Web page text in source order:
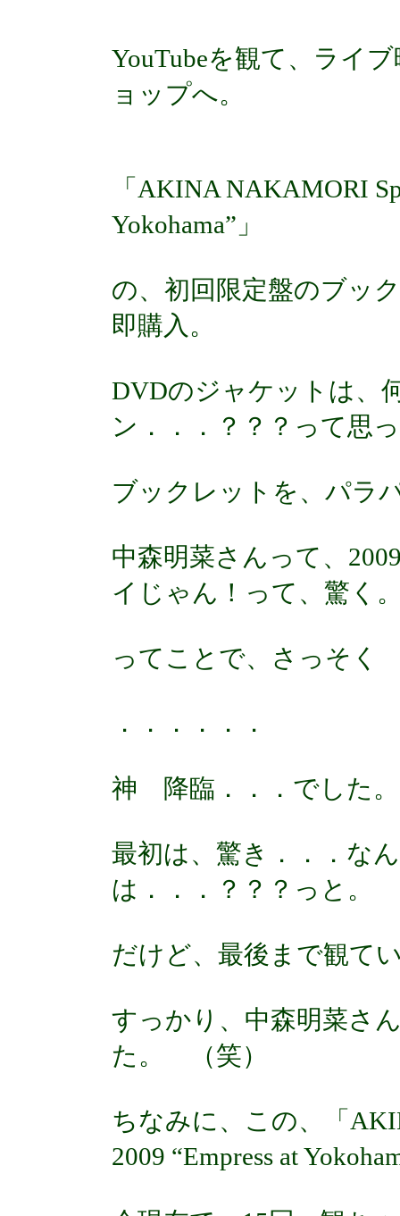
YouTubeを観て、ライ
ョップへ。
「AKINA NAKAMORI
Yokohama”」
の、初回限定盤のブッ
即購入。
DVDのジャケットは
ン．．．？？？って思
ブックレットを、パラ
中森明菜さんって、
イじゃん！って、驚く
ってことで、さっそ
．．．．．．
神 降臨．．．でした。
最初は、驚き．．．な
は．．．？？？っと。
だけど、最後まで観て
すっかり、中森明菜さ
た。 （笑）
ちなみに、この、「
2009 “Empress at